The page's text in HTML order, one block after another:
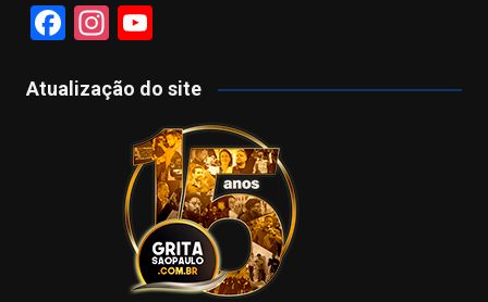
F
c
In
a
m
Y
u
T
u
b
e
Atualização do site